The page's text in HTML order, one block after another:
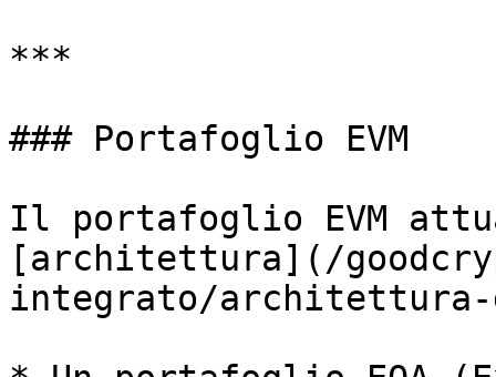
***
### Portafoglio EVM
Il portafoglio EVM
[architettura](/
integrato/